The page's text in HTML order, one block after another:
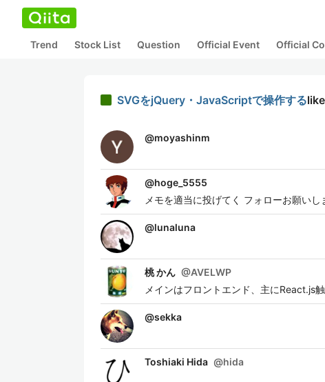
Trend Stock List Question Official Event Official
SVGをjQuery・JavaScriptで操作する
@moyashinm
@hoge_5555
メモを適当に投げてく フォローお願いし
@lunaluna
桃 かん @AVELWP
メインはフロントエンド、主にReact.js触
@sekka
Toshiaki Hida @hida